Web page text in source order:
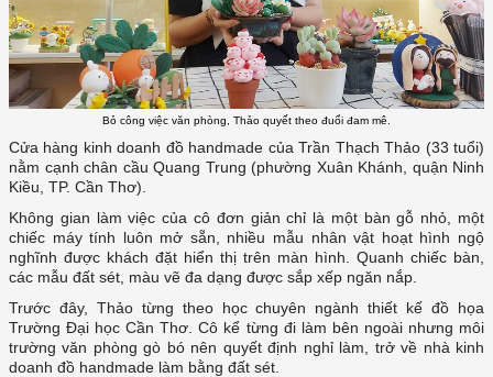
Bỏ công việc văn phòng, Thảo quyết theo đuổi đam mê.
Cửa hàng kinh doanh đồ handmade của Trần Thạch Thảo (33 tuổi)
nằm cạnh chân cầu Quang Trung (phường Xuân Khánh, quận Ninh
Kiều, TP. Cần Thơ).
Không gian làm việc của cô đơn giản chỉ là một bàn gỗ nhỏ, một
chiếc máy tính luôn mở sẵn, nhiều mẫu nhân vật hoạt hình ngộ
nghĩnh được khách đặt hiển thị trên màn hình. Quanh chiếc bàn,
các mẫu đất sét, màu vẽ đa dạng được sắp xếp ngăn nắp.
Trước đây, Thảo từng theo học chuyên ngành thiết kế đồ họa
Trường Đại học Cần Thơ. Cô kể từng đi làm bên ngoài nhưng môi
trường văn phòng gò bó nên quyết định nghỉ làm, trở về nhà kinh
doanh đồ handmade làm bằng đất sét.